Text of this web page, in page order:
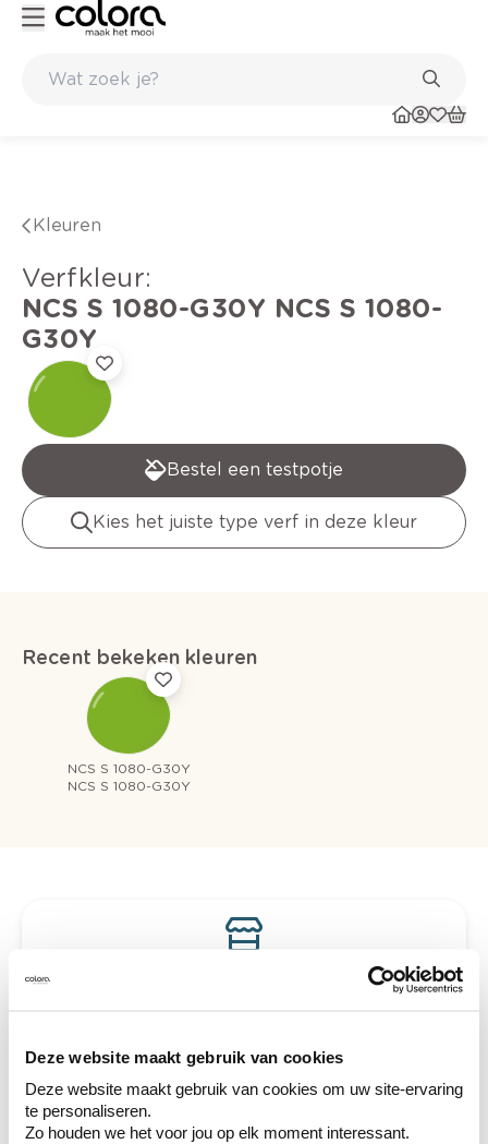
Deze website maakt gebruik van cookies
Deze website maakt gebruik van cookies om uw site-ervaring
te personaliseren.
Zo houden we het voor jou op elk moment interessant.
Kleuren
verfkleur:
NCS S 1080-G30Y NCS S 1080-
G30Y
Bestel een testpotje
Kies het juiste type verf in deze kleur
Recent bekeken kleuren
NCS S 1080-G30Y
NCS S 1080-G30Y
Ontdek er kleurechte stalen van je
Bekijk er de bijhorende tinten om je kleur
Krijg persoonlijk advies om kleuren te
combineren.